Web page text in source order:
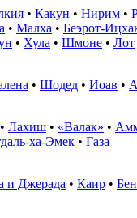
• Какун • Нирим •
• Малха • Беэрот-
• Хула • Шмоне • Лот
• Шодед • Иоав •
• Лахиш • «Валак» •
ха-Эмек • Газа
и Джерада • Каир •